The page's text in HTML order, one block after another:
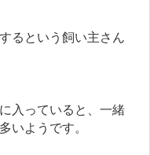
るという飼い主さん
入っていると、一緒
いようです。